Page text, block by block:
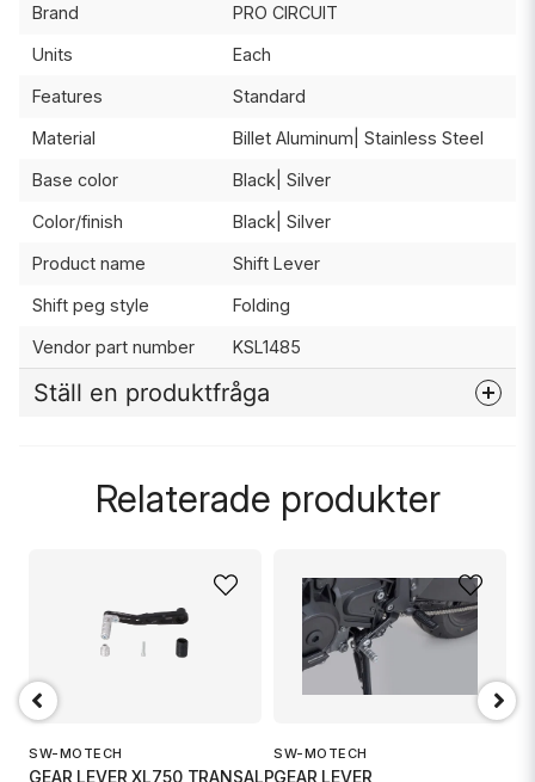
Brand PRO CIRCUIT
Units Each
Features Standard
Material Billet Aluminum| Stainless Steel
Base color Black| Silver
Color/finish Black| Silver
Product name Shift Lever
Shift peg style Folding
Vendor part number KSL1485
Ställ en produktfråga
Mejladress
Relaterade produkter
SW-MOTECH
GEAR LEVER XL750 TRANSALP
SW-MOTECH
GEAR LEVER